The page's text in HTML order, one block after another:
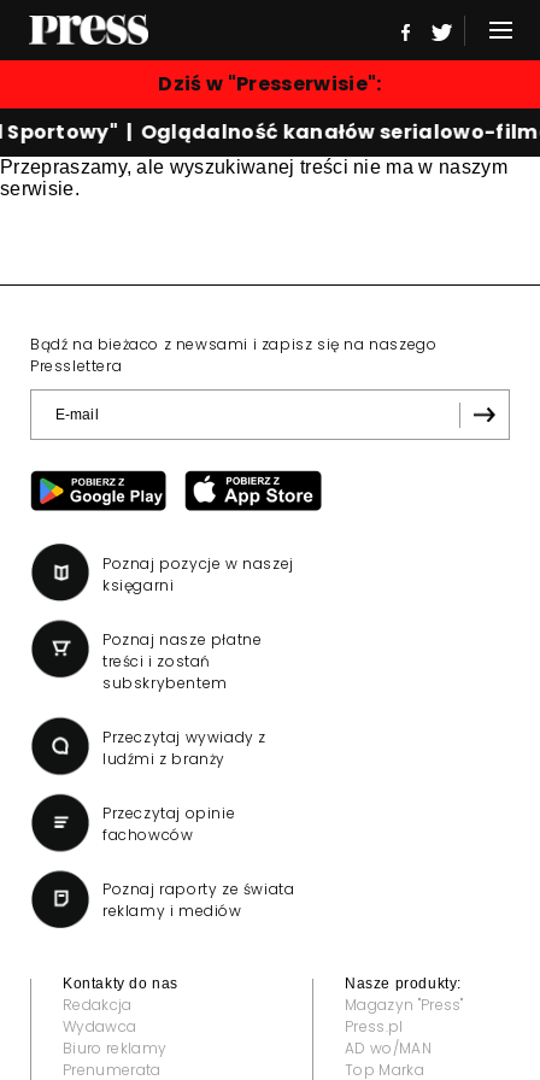
Dziś w "Presserwisie":
Sportowy" |Oglądalność kanałów serialowo-
Przepraszamy, ale wyszukiwanej treści nie ma w naszym
serwisie.
Bądź na bieżaco z newsami i zapisz się na naszego
Presslettera
Poznaj pozycje w naszej
księgarni
Poznaj nasze płatne
treści i zostań
subskrybentem
Przeczytaj wywiady z
ludźmi z branży
Przeczytaj opinie
fachowców
Poznaj raporty ze świata
reklamy i mediów
Kontakty do nas
Redakcja
Wydawca
Biuro reklamy
Prenumerata
Nasze produkty:
Magazyn "Press"
Press.pl
AD wo/MAN
Top Marka